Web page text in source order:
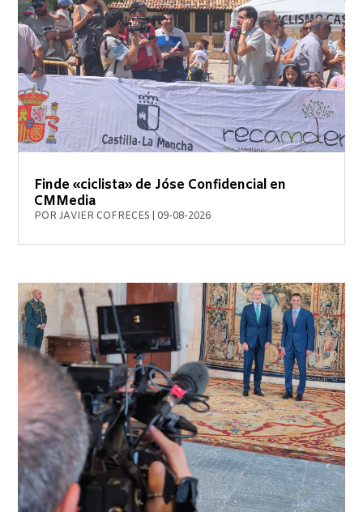
Finde «ciclista» de Jóse Confidencial en
CMMedia
PORJAVIER COFRECES 09-08-2026